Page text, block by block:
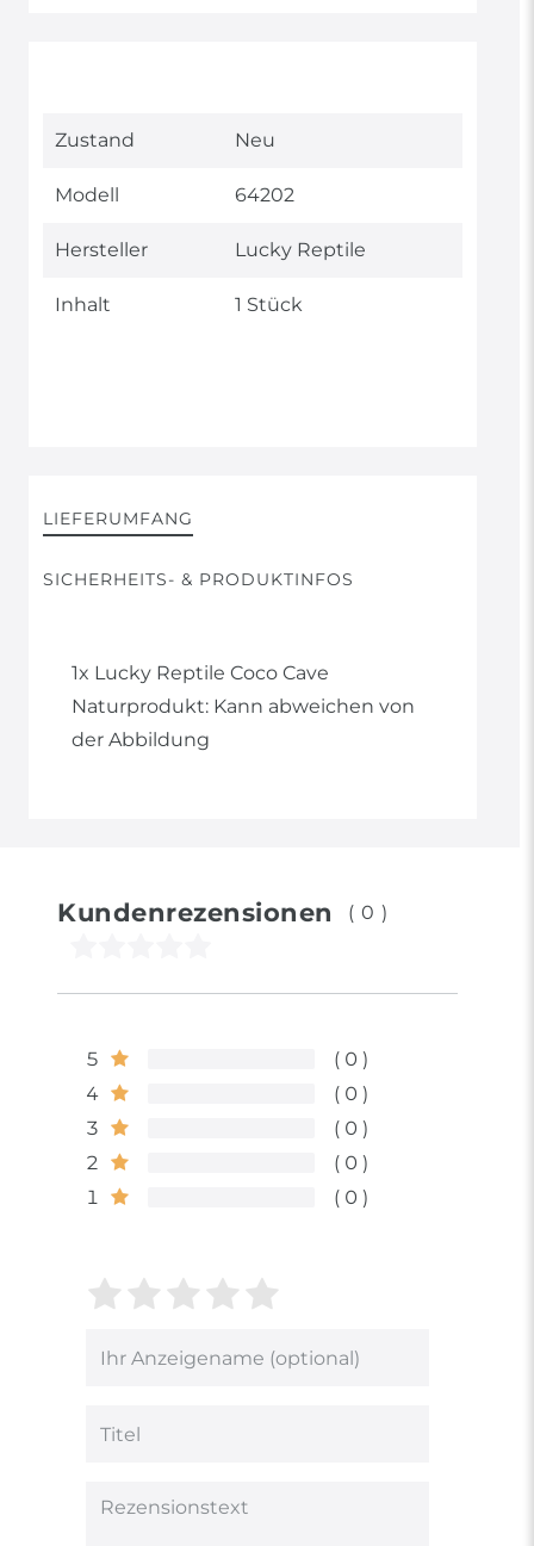
Technisches
Wert
Zustand Neu
Modell 64202
Hersteller Lucky Reptile
Inhalt 1 Stück
LIEFERUMFANG
SICHERHEITS- & PRODUKTINFOS
1x Lucky Reptile Coco Cave
Naturprodukt: Kann abweichen von
der Abbildung
Kundenrezensionen (0)
5
0
4
0
3
0
2
0
1
0
Bewertungssterne
von
4
von
3
2
von
1
von
Bewertungssternen
Anzeigename